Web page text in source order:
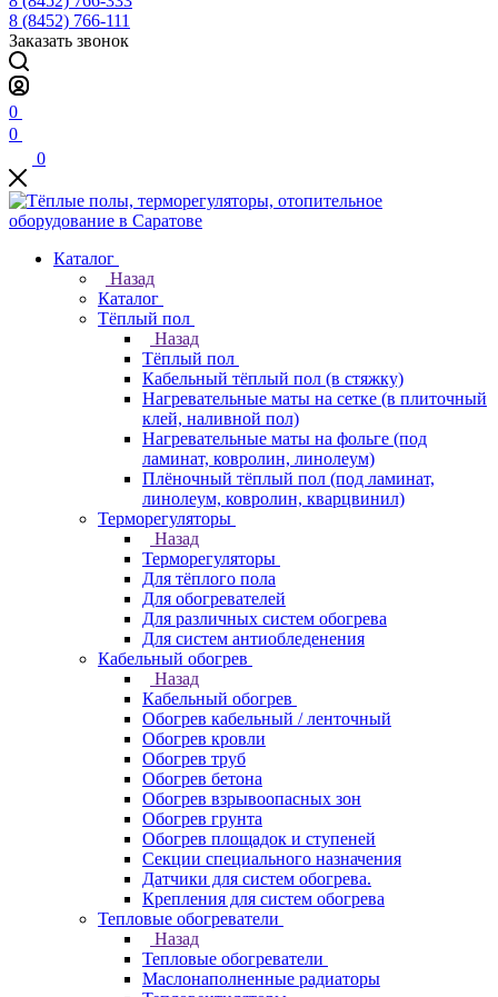
8 (8452) 766-111
Заказать звонок
0
0
0
Каталог
Назад
Каталог
Тёплый пол
Назад
Тёплый пол
Кабельный тёплый пол (в стяжку)
Нагревательные маты на сетке (в плиточный
клей, наливной пол)
Нагревательные маты на фольге (под
ламинат, ковролин, линолеум)
Плёночный тёплый пол (под ламинат,
линолеум, ковролин, кварцвинил)
Терморегуляторы
Назад
Терморегуляторы
Для тёплого пола
Для обогревателей
Для различных систем обогрева
Для систем антиобледенения
Кабельный обогрев
Назад
Кабельный обогрев
Обогрев кабельный / ленточный
Обогрев кровли
Обогрев труб
Обогрев бетона
Обогрев взрывоопасных зон
Обогрев грунта
Обогрев площадок и ступеней
Секции специального назначения
Датчики для систем обогрева.
Крепления для систем обогрева
Тепловые обогреватели
Назад
Тепловые обогреватели
Маслонаполненные радиаторы